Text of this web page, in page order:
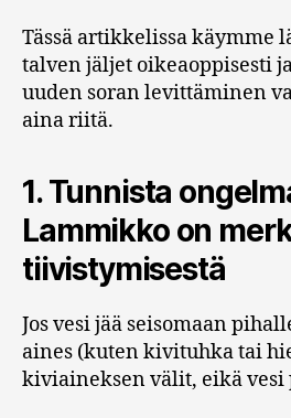
Tässä artikkelissa käymme
talven jäljet oikeaoppisesti
uuden soran levittäminen
aina riitä.
1. Tunnista
Lammikko on
tiivistymisestä
Jos vesi jää seisomaan
aines (kuten kivituhka tai
kiviaineksen välit, eikä vesi